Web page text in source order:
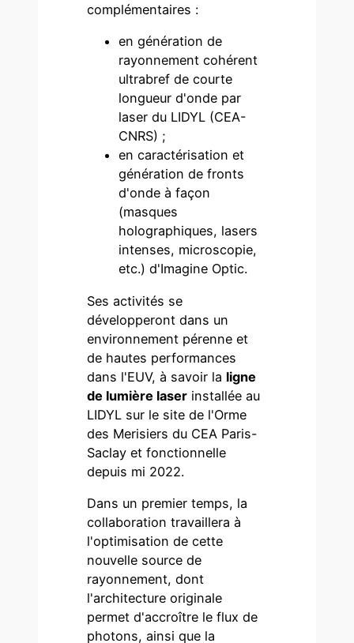
complémentaires :
en génération de
rayonnement cohérent
ultrabref de courte
longueur d'onde par
laser du LIDYL (CEA-
CNRS) ;
en caractérisation et
génération de fronts
d'onde à façon
(masques
holographiques, lasers
intenses, microscopie,
etc.) d'Imagine Optic.
Ses activités se
développeront dans un
environnement pérenne et
de hautes performances
dans l'EUV, à savoir la ligne
de lumière laser installée au
LIDYL sur le site de l'Orme
des Merisiers du CEA Paris-
Saclay et fonctionnelle
depuis mi 2022.
Dans un premier temps, la
collaboration travaillera à
l'optimisation de cette
nouvelle source de
rayonnement, dont
l'architecture originale
permet d'accroître le flux de
photons, ainsi que la